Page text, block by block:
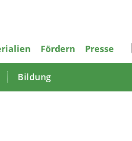
Fördern Presse
Bildung